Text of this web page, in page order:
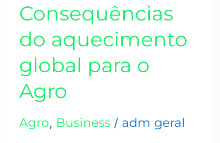
Consequências
do aquecimento
global para o
Agro
Agro, Business/ adm geral